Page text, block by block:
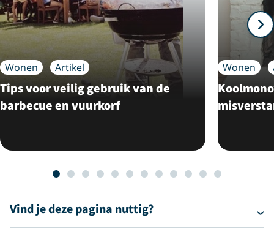
Wonen Artikel
Tips voor veilig gebruik van de
barbecue en vuurkorf
Wonen
Vind je deze pagina nuttig?